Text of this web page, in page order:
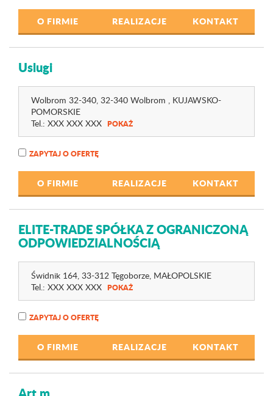
O FIRMIE REALIZACJE KONTAKT
Uslugi
Wolbrom 32-340, 32-340 Wolbrom , KUJAWSKO-
POMORSKIE
Tel.: XXX XXX XXX POKAŻ
ZAPYTAJ O OFERTĘ
O FIRMIE REALIZACJE KONTAKT
ELITE-TRADE SPÓŁKA Z OGRANICZONĄ
ODPOWIEDZIALNOŚCIĄ
Świdnik 164, 33-312 Tęgoborze, MAŁOPOLSKIE
Tel.: XXX XXX XXX POKAŻ
ZAPYTAJ O OFERTĘ
O FIRMIE REALIZACJE KONTAKT